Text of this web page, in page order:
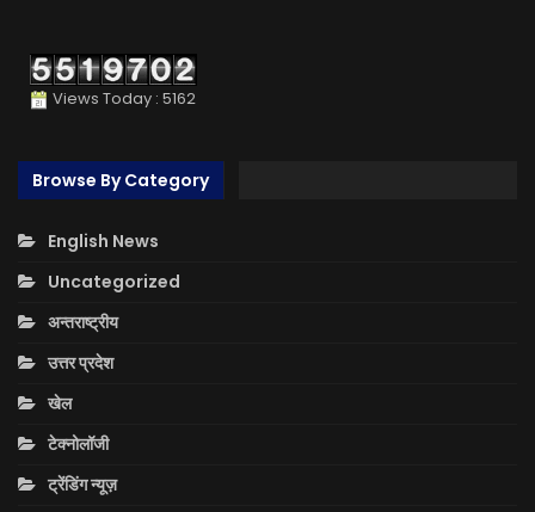
Views Today : 5162
Browse By Category
English News
Uncategorized
अन्तराष्ट्रीय
उत्तर प्रदेश
खेल
टेक्नोलॉजी
ट्रेंडिंग न्यूज़